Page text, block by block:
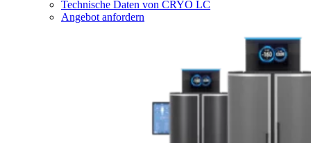
Technische Daten von CRYO LC
Angebot anfordern